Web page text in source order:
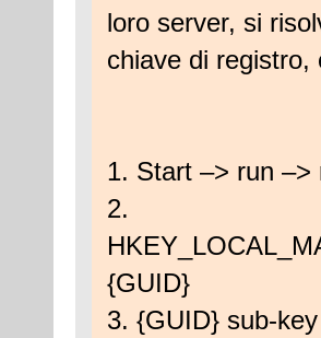
loro server, si
chiave di
1. Start –> run –>
2.
{GUID}
3. {GUID} sub-